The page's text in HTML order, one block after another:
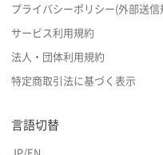
プライバシーポリシー(外部送信
サービス利用規約
法人・団体利用規約
特定商取引法に基づく表示
言語切替
JP/EN